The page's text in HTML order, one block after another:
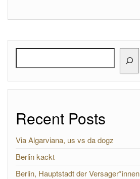
Recent Posts
Via Algarviana, us vs da dogz
Berlin kackt
Berlin, Hauptstadt der Versager*innen